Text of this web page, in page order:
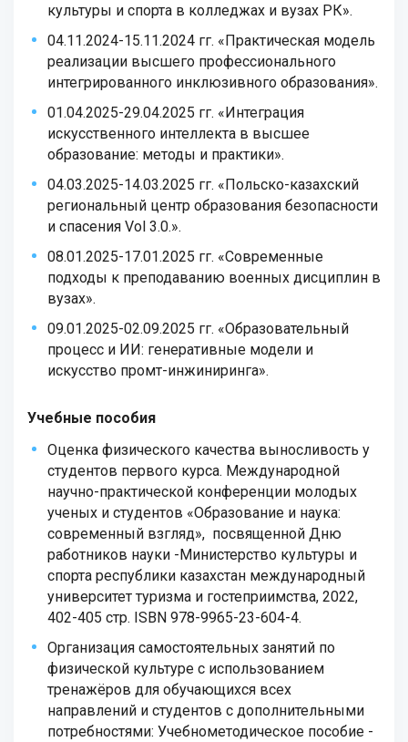
культуры и спорта в колледжах и вузах РК».
04.11.2024-15.11.2024 гг. «Практическая модель
реализации высшего профессионального
интегрированного инклюзивного образования».
01.04.2025-29.04.2025 гг. «Интеграция
искусственного интеллекта в высшее
образование: методы и практики».
04.03.2025-14.03.2025 гг. «Польско-казахский
региональный центр образования безопасности
и спасения Vol 3.0.».
08.01.2025-17.01.2025 гг. «Современные
подходы к преподаванию военных дисциплин в
вузах».
09.01.2025-02.09.2025 гг. «Образовательный
процесс и ИИ: генеративные модели и
искусство промт-инжиниринга».
Учебные пособия
Оценка физического качества выносливость у
студентов первого курса. Международной
научно-практической конференции молодых
ученых и студентов «Образование и наука:
современный взгляд», посвященной Дню
работников науки -Министерство культуры и
спорта республики казахстан международный
университет туризма и гостеприимства, 2022,
402-405 стр. ISBN 978-9965-23-604-4.
Организация самостоятельных занятий по
физической культуре с использованием
тренажёров для обучающихся всех
направлений и студентов с дополнительными
потребностями: Учебнометодическое пособие -